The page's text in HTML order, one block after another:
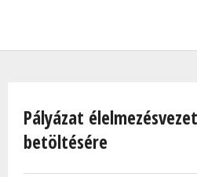
Pályázat
betöltésére